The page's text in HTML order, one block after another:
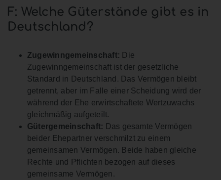
F: Welche Güterstände gibt es in
Deutschland?
Zugewinngemeinschaft: Die
Zugewinngemeinschaft ist der gesetzliche
Standard in Deutschland. Das Vermögen bleibt
getrennt, aber im Falle einer Scheidung wird der
während der Ehe erwirtschaftete Wertzuwachs
gleichmäßig aufgeteilt.
Gütergemeinschaft: Das gesamte Vermögen
beider Ehepartner verschmilzt zu einem
gemeinsamen Vermögen. Beide haben gleiche
Rechte und Pflichten bezogen auf dieses
gemeinsame Vermögen.